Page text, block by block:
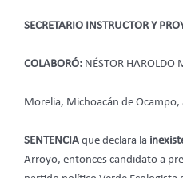
SECRETARIO INSTRUCTOR Y
COLABORÓ: NÉSTOR HAROLDO
Morelia, Michoacán de
SENTENCIA que declara la
Arroyo, entonces candidato a